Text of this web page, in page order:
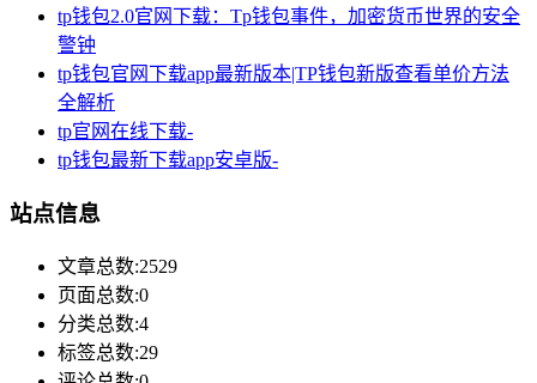
tp钱包2.0官网下载：Tp钱包事件，加密货币世界的安全
警钟
tp钱包官网下载app最新版本|TP钱包新版查看单价方法
全解析
tp官网在线下载-
tp钱包最新下载app安卓版-
站点信息
文章总数:2529
页面总数:0
分类总数:4
标签总数:29